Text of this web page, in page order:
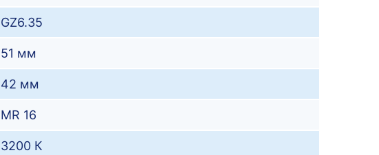
GZ6.35
51 мм
42 мм
MR 16
3200 К